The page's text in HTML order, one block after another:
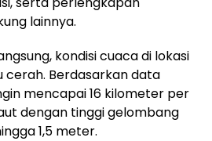
lainnya.
kondisi cuaca di lokasi
Berdasarkan data
mencapai 16 kilometer per
dengan tinggi gelombang
1,5 meter.